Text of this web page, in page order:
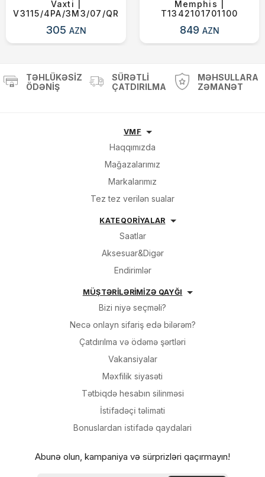
Vaxti |
V3115/4PA/3M3/07/QR
305AZN
Memphis |
T1342101701100
849 AZN
TƏHLÜKƏSIZ
ÖDƏNIŞ
SÜRƏTLI
ÇATDIRILMA
MƏHSULLARA
ZƏMANƏT
VMF
Haqqımızda
Mağazalarımız
Markalarımız
Tez tez verilən sualar
KATEQORİYALAR
Saatlar
Aksesuar&Digər
Endirimlər
MÜŞTƏRİLƏRİMİZƏ QAYĞI
Bizi niyə seçməli?
Necə onlayn sifariş edə bilərəm?
Çatdırılma və ödəmə şərtləri
Vakansiyalar
Məxfilik siyasəti
Tətbiqdə hesabın silinməsi
İsti̇fadəçi̇ təli̇mati
Bonuslardan i̇sti̇fadə qaydalari
Abunə olun, kampaniya və sürprizləri qaçırmayın!